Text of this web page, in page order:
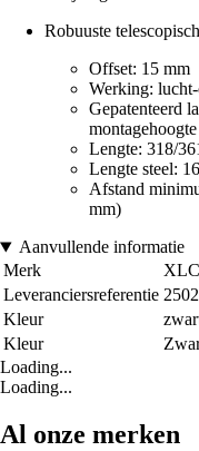
Robuuste
Offset: 15 mm
Werking:
Gepatenteerd
montagehoogte
Lengte: 318/
Lengte steel:
Afstand
mm)
Aanvullende informatie
Merk
XLC
Leveranciersreferentie
Kleur
Kleur
Loading...
Loading...
Al onze merken